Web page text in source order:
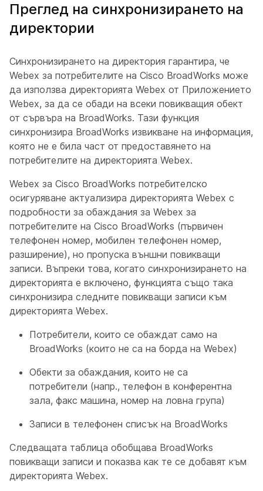
Преглед на синхронизирането на
директории
Синхронизирането на директория гарантира, че
Webex за потребителите на Cisco BroadWorks може
да използва директорията Webex от Приложението
Webex, за да се обади на всеки повикващия обект
от сървъра на BroadWorks. Тази функция
синхронизира BroadWorks извикване на информация,
която не е била част от предоставянето на
потребителите на директорията Webex.
Webex за Cisco BroadWorks потребителско
осигуряване актуализира директорията Webex с
подробности за обаждания за Webex за
потребителите на Cisco BroadWorks (първичен
телефонен номер, мобилен телефонен номер,
разширение), но пропуска външни повикващи
записи. Въпреки това, когато синхронизирането на
директорията е включено, функцията също така
синхронизира следните повикващи записи към
директорията Webex.
Потребители, които се обаждат само на
BroadWorks (които не са на борда на Webex)
Обекти за обаждания, които не са
потребители (напр., телефон в конферентна
зала, факс машина, номер на ловна група)
Записи в телефонен списък на BroadWorks
Следващата таблица обобщава BroadWorks
повикващи записи и показва как те се добавят към
директорията Webex.